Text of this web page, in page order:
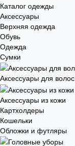
Каталог одежды
Аксессуары
Верхняя одежда
Обувь
Одежда
Сумки
Аксессуары для волос
Аксессуары из кожи
Картхолдеры
Кошельки
Обложки и футляры